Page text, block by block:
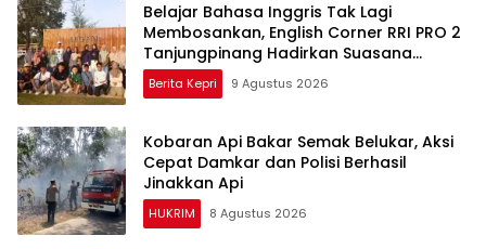
Belajar Bahasa Inggris Tak Lagi
Membosankan, English Corner RRI PRO 2
Tanjungpinang Hadirkan Suasana
Interaktif
Berita Kepri 9 Agustus 2026
Kobaran Api Bakar Semak Belukar, Aksi
Cepat Damkar dan Polisi Berhasil
Jinakkan Api
HUKRIM 8 Agustus 2026